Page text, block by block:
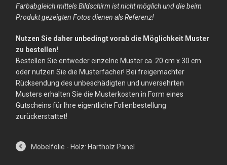
Farbabgleich mittels Bildschirm ist nicht möglich und die beim
Produkt gezeigten Fotos dienen als Referenz!
Nutzen Sie daher unbedingt vorab die Möglichkeit Muster
zu bestellen!
Bestellen Sie entweder einzelne Muster ca. 20 cm x 30 cm
oder nutzen Sie die Musterfächer! Bei freigemachter
Rücksendung des unbeschädigten und unversehrten
Musters erhalten Sie die Musterkosten in Form eines
Gutscheins für Ihre eigentliche Folienbestellung
zurückerstattet!
Möbelfolie - Holz: Hartholz Panel